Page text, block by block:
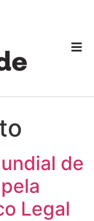
de
Legal